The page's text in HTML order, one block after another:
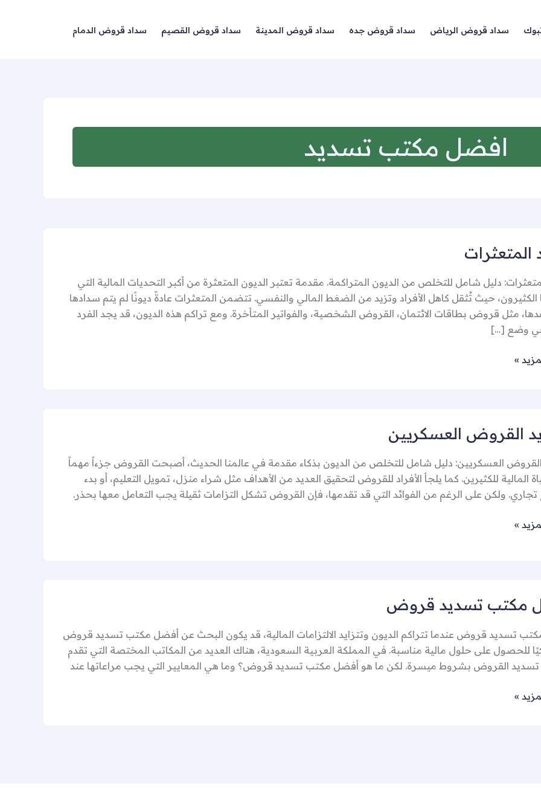
سداد قروض الرياض سداد قروض جده سداد قروض المدينة سداد قروض القصيم سداد قروض الدمام
افضل مكتب تسديد
المتعثرات
دليل شامل للتخلص من الديون المتراكمة. مقدمة تعتبر الديون المتعثرة من أكبر التحديات المالية التي
الكثيرون، حيث تُثقل كاهل الأفراد وتزيد من الضغط المالي والنفسي. تتضمن المتعثرات عادةً ديونًا لم يتم سدادها
مثل قروض بطاقات الائتمان، القروض الشخصية، والفواتير المتأخرة. ومع تراكم هذه الديون، قد يجد الفرد
وضع […]
»
القروض العسكريين
العسكريين: دليل شامل للتخلص من الديون بذكاء مقدمة في عالمنا الحديث، أصبحت القروض جزءاً مهماً
المالية للكثيرين. كما يلجأ الأفراد للقروض لتحقيق العديد من الأهداف مثل شراء منزل، تمويل التعليم، أو بدء
ولكن على الرغم من الفوائد التي قد تقدمها، فإن القروض تشكل التزامات ثقيلة يجب التعامل معها بحذر.
»
مكتب تسديد قروض
تسديد قروض عندما تتراكم الديون وتتزايد الالتزامات المالية، قد يكون البحث عن أفضل مكتب تسديد قروض
للحصول على حلول مالية مناسبة. في المملكة العربية السعودية، هناك العديد من المكاتب المختصة التي تقدم
القروض بشروط ميسرة. لكن ما هو أفضل مكتب تسديد قروض؟ وما هي المعايير التي يجب مراعاتها عند
»